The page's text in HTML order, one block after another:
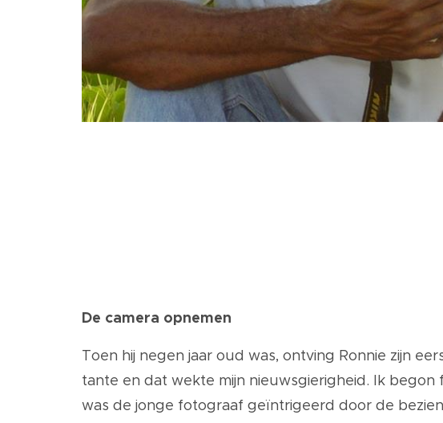
De camera opnemen
Toen hij negen jaar oud was, ontving Ronnie zijn
tante en dat wekte mijn nieuwsgierigheid. Ik begon
was de jonge fotograaf geïntrigeerd door de